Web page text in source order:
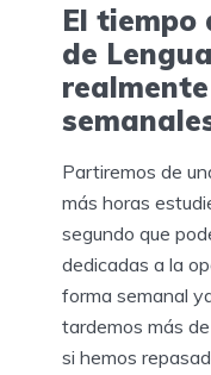
El tiempo
de
Partiremos de
más horas
segundo que
dedicadas a la
forma semanal
tardemos más
si hemos